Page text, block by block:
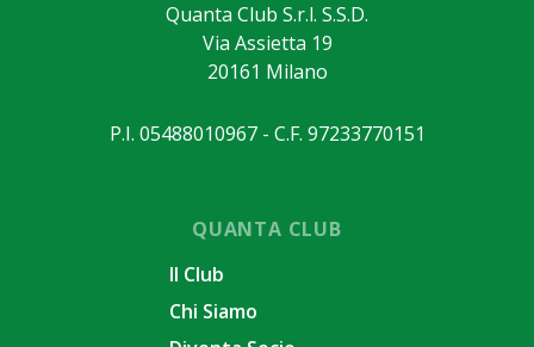
Quanta Club S.r.l. S.S.D.
Via Assietta 19
20161 Milano
P.I. 05488010967 - C.F. 97233770151
QUANTA CLUB
Il Club
Chi Siamo